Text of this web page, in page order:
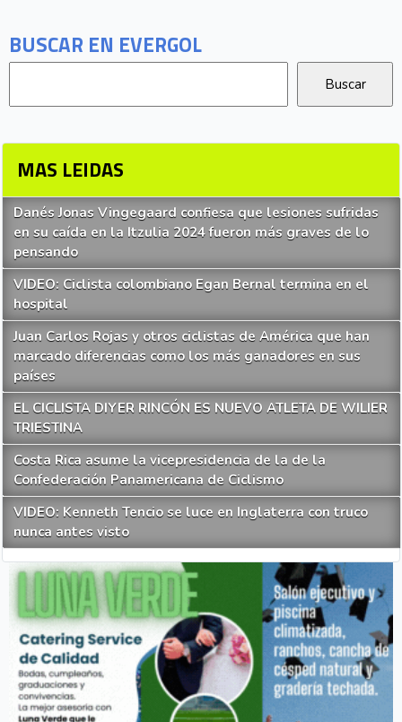
BUSCAR EN EVERGOL
MAS LEIDAS
Danés Jonas Vingegaard confiesa que lesiones sufridas
en su caída en la Itzulia 2024 fueron más graves de lo
pensando
VIDEO: Ciclista colombiano Egan Bernal termina en el
hospital
Juan Carlos Rojas y otros ciclistas de América que han
marcado diferencias como los más ganadores en sus
países
EL CICLISTA DIYER RINCÓN ES NUEVO ATLETA DE WILIER
TRIESTINA
Costa Rica asume la vicepresidencia de la de la
Confederación Panamericana de Ciclismo
VIDEO: Kenneth Tencio se luce en Inglaterra con truco
nunca antes visto